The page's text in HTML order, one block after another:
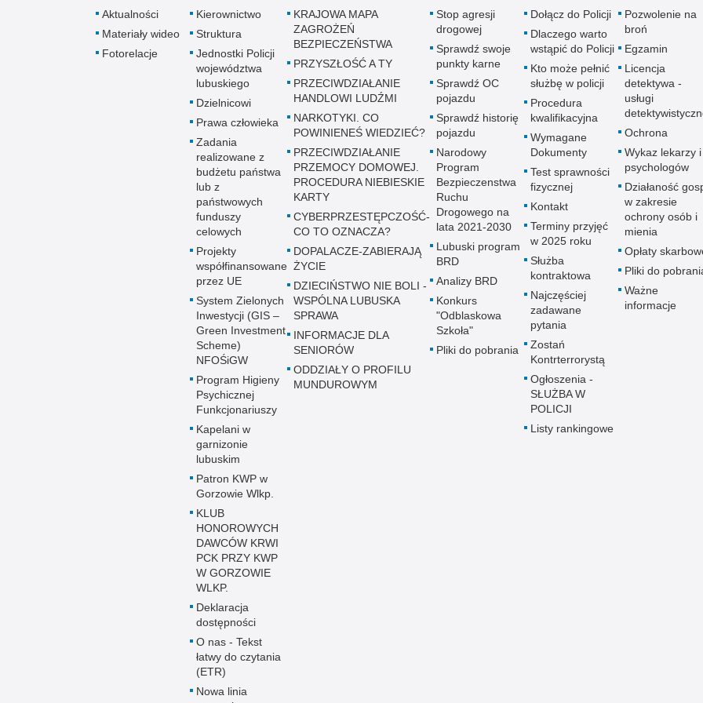
Aktualności
Materiały wideo
Fotorelacje
Kierownictwo
Struktura
Jednostki Policji
województwa
lubuskiego
Dzielnicowi
Prawa człowieka
Zadania
realizowane z
budżetu państwa
lub z
państwowych
funduszy
celowych
Projekty
współfinansowane
przez UE
System Zielonych
Inwestycji (GIS –
Green Investment
Scheme)
NFOŚiGW
Program Higieny
Psychicznej
Funkcjonariuszy
Kapelani w
garnizonie
lubuskim
Patron KWP w
Gorzowie Wlkp.
KLUB
HONOROWYCH
DAWCÓW KRWI
PCK PRZY KWP
W GORZOWIE
WLKP.
Deklaracja
dostępności
O nas - Tekst
łatwy do czytania
(ETR)
Nowa linia
KRAJOWA MAPA
ZAGROŻEŃ
BEZPIECZEŃSTWA
PRZYSZŁOŚĆ A TY
PRZECIWDZIAŁANIE
HANDLOWI LUDŹMI
NARKOTYKI. CO
POWINIENEŚ WIEDZIEĆ?
PRZECIWDZIAŁANIE
PRZEMOCY DOMOWEJ.
PROCEDURA NIEBIESKIE
KARTY
CYBERPRZESTĘPCZOŚĆ-
CO TO OZNACZA?
DOPALACZE-ZABIERAJĄ
ŻYCIE
DZIECIŃSTWO NIE BOLI -
WSPÓLNA LUBUSKA
SPRAWA
INFORMACJE DLA
SENIORÓW
ODDZIAŁY O PROFILU
MUNDUROWYM
Stop agresji
drogowej
Sprawdź swoje
punkty karne
Sprawdź OC
pojazdu
Sprawdź historię
pojazdu
Narodowy
Program
Bezpieczenstwa
Ruchu
Drogowego na
lata 2021-2030
Lubuski program
BRD
Analizy BRD
Konkurs
"Odblaskowa
Szkoła"
Pliki do pobrania
Dołącz do Policji
Dlaczego warto
wstąpić do Policji
Kto może pełnić
służbę w policji
Procedura
kwalifikacyjna
Wymagane
Dokumenty
Test sprawności
fizycznej
Kontakt
Terminy przyjęć
w 2025 roku
Służba
kontraktowa
Najczęściej
zadawane
pytania
Zostań
Kontrterrorystą
Ogłoszenia -
SŁUŻBA W
POLICJI
Listy rankingowe
Pozwolenie na
broń
Egzamin
Licencja
detektywa -
usługi
Ochrona
Wykaz lekarzy i
psychologów
Działaność
w zakresie
ochrony osób i
mienia
Opłaty
Pliki do
Ważne
informacje